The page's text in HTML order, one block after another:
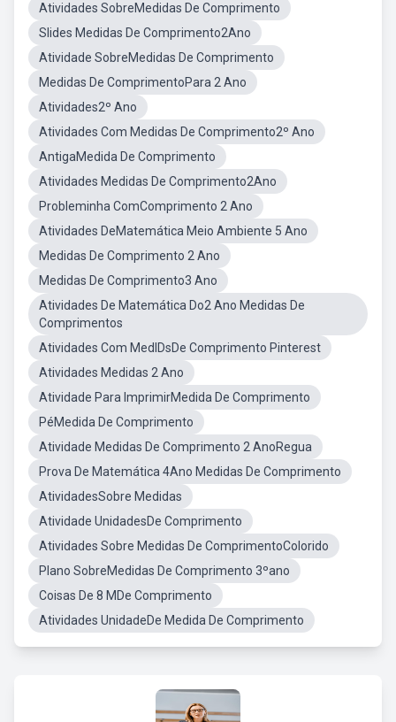
Atividades SobreMedidas De Comprimento
Slides Medidas De Comprimento2Ano
Atividade SobreMedidas De Comprimento
Medidas De ComprimentoPara 2 Ano
Atividades2º Ano
Atividades Com Medidas De Comprimento2º Ano
AntigaMedida De Comprimento
Atividades Medidas De Comprimento2Ano
Probleminha ComComprimento 2 Ano
Atividades DeMatemática Meio Ambiente 5 Ano
Medidas De Comprimento 2 Ano
Medidas De Comprimento3 Ano
Atividades De Matemática Do2 Ano Medidas De
Comprimentos
Atividades Com MedIDsDe Comprimento Pinterest
Atividades Medidas 2 Ano
Atividade Para ImprimirMedida De Comprimento
PéMedida De Comprimento
Atividade Medidas De Comprimento 2 AnoRegua
Prova De Matemática 4Ano Medidas De Comprimento
AtividadesSobre Medidas
Atividade UnidadesDe Comprimento
Atividades Sobre Medidas De ComprimentoColorido
Plano SobreMedidas De Comprimento 3ºano
Coisas De 8 MDe Comprimento
Atividades UnidadeDe Medida De Comprimento